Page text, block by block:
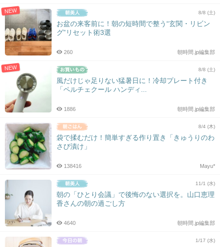
NEW 8/8 (土)
お盆の来客前に！朝の短時間で整う“玄関・リビン
グ”リセット術3選
朝時間.jp編集部
260
NEW 8/8 (土)
風だけじゃ足りない猛暑日に！冷却プレート付き
「ペルチェクール ハンディ...
朝時間.jp編集部
1886
8/4 (木)
袋で揉むだけ！簡単すぎる作り置き「きゅうりのわ
さび漬け」
Mayu*
138416
11/1 (水)
朝の「ひとり会議」で後悔のない選択を。山口恵理
香さんの朝の過ごし方
朝時間.jp編集部
4640
1/17 (水)